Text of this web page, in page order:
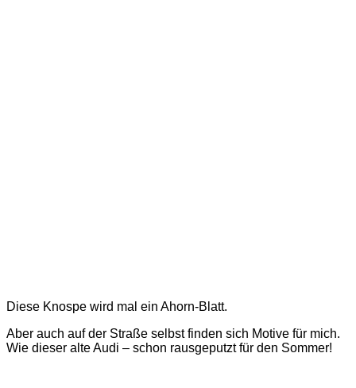
Diese Knospe wird mal ein Ahorn-Blatt.
Aber auch auf der Straße selbst finden sich Motive für mich.
Wie dieser alte Audi – schon rausgeputzt für den Sommer!